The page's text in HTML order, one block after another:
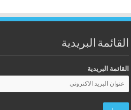
القائمة البريدية
القائمة البريدية